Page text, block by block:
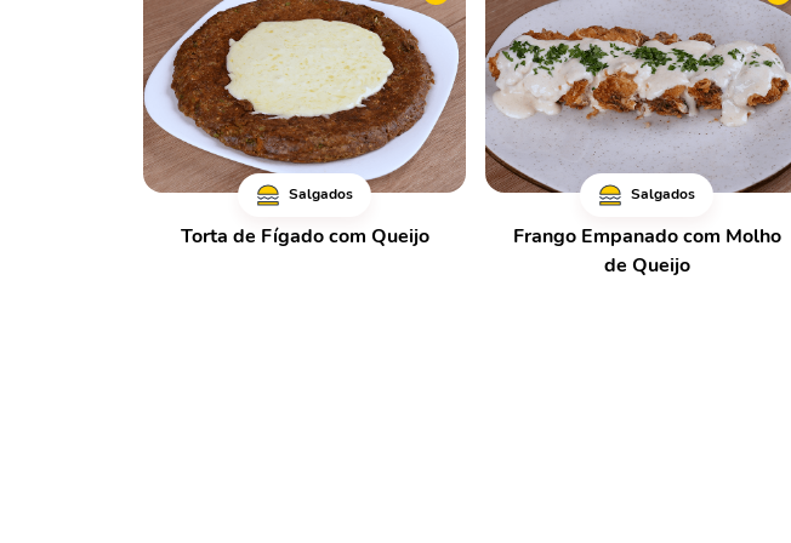
Salgados
Torta de Fígado com Queijo
Salgados
Frango Empanado com Molho
de Queijo